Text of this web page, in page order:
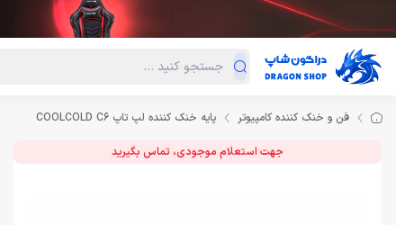
دسته‌بندی محصولات فروش ویژه
فن و خنک کننده کامپیوتر پایه خنک کننده لپ تاپ COOLCOLD C6
جهت استعلام موجودی، تماس بگیرید